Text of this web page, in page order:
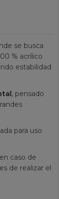
se busca
% acrílico
estabilidad
, pensado
para uso
caso de
de realizar el